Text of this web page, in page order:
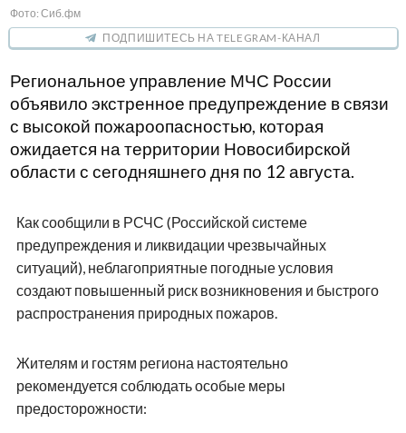
Фото: Сиб.фм
ПОДПИШИТЕСЬ НА TELEGRAM-КАНАЛ
Региональное управление МЧС России
объявило экстренное предупреждение в связи
с высокой пожароопасностью, которая
ожидается на территории Новосибирской
области с сегодняшнего дня по 12 августа.
Как сообщили в РСЧС (Российской системе
предупреждения и ликвидации чрезвычайных
ситуаций), неблагоприятные погодные условия
создают повышенный риск возникновения и быстрого
распространения природных пожаров.
Жителям и гостям региона настоятельно
рекомендуется соблюдать особые меры
предосторожности: